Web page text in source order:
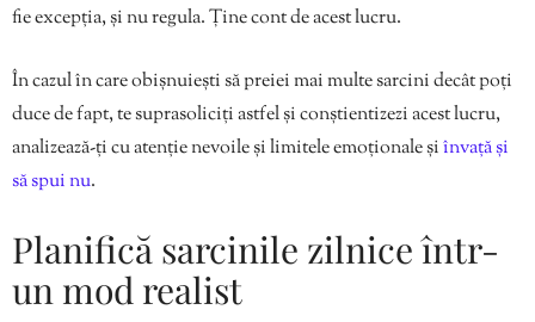
fie excepția, și nu regula. Ține cont de acest lucru.
În cazul în care obișnuiești să preiei mai multe sarcini decât poți
duce de fapt, te suprasoliciți astfel și conștientizezi acest lucru,
analizează-ți cu atenție nevoile și limitele emoționale șiînvață și
să spui nu.
Planifică sarcinile zilnice într-
un mod realist